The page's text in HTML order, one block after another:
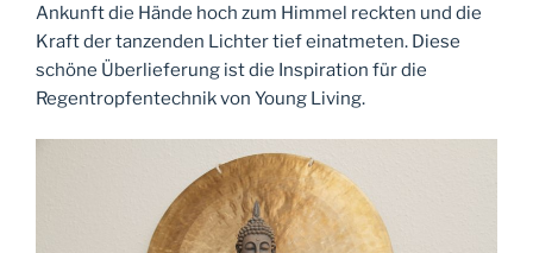
Ankunft die Hände hoch zum Himmel reckten und die
Kraft der tanzenden Lichter tief einatmeten. Diese
schöne Überlieferung ist die Inspiration für die
Regentropfentechnik von Young Living.